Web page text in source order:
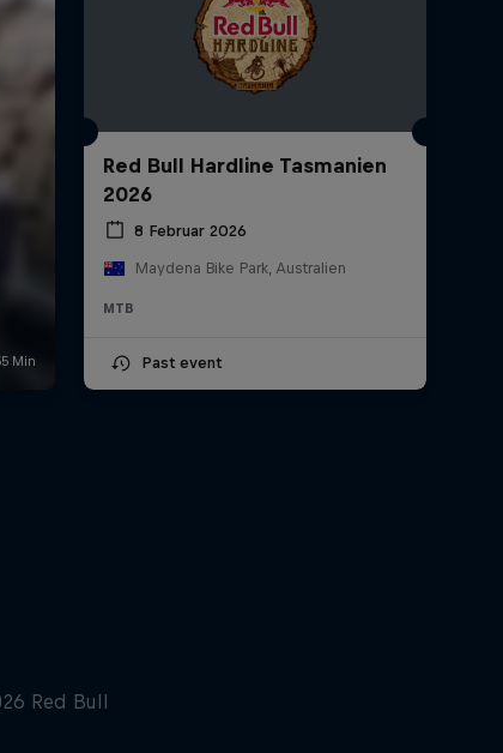
Red Bull Hardline Tasmanien
2026
8 Februar 2026
Maydena Bike Park, Australien
MTB
Past event